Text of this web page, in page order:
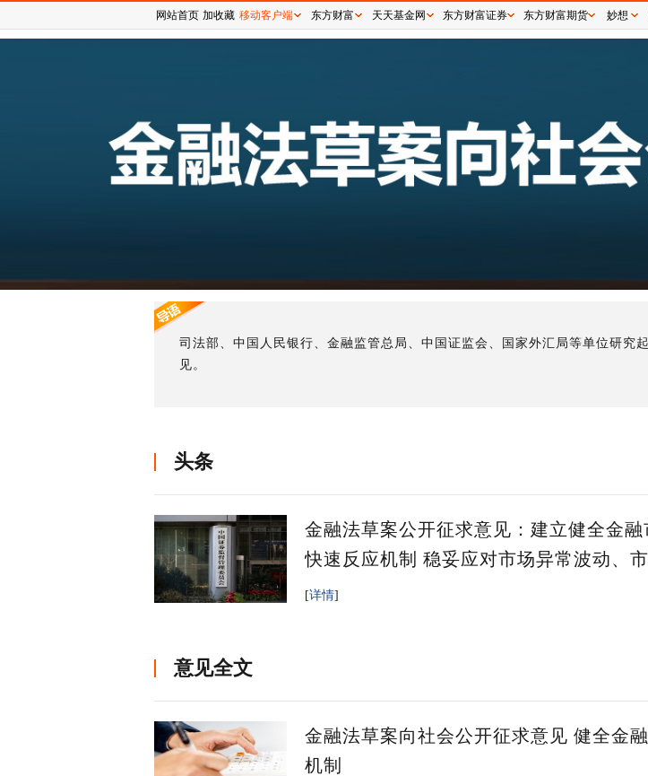
司法部、中国人民银行、金融监管总局、中国证监会、国家外汇局等单位研究
见。
头条
金融法草案公开征求意见：建立健全金融
快速反应机制 稳妥应对市场异常波动、市
流动性枯竭等重大风险
[详情]
意见全文
金融法草案向社会公开征求意见 健全金
机制
网站首页 加收藏 移动客户端 东方财富 天天基金网 东方财富证券 东方财富期货 妙想